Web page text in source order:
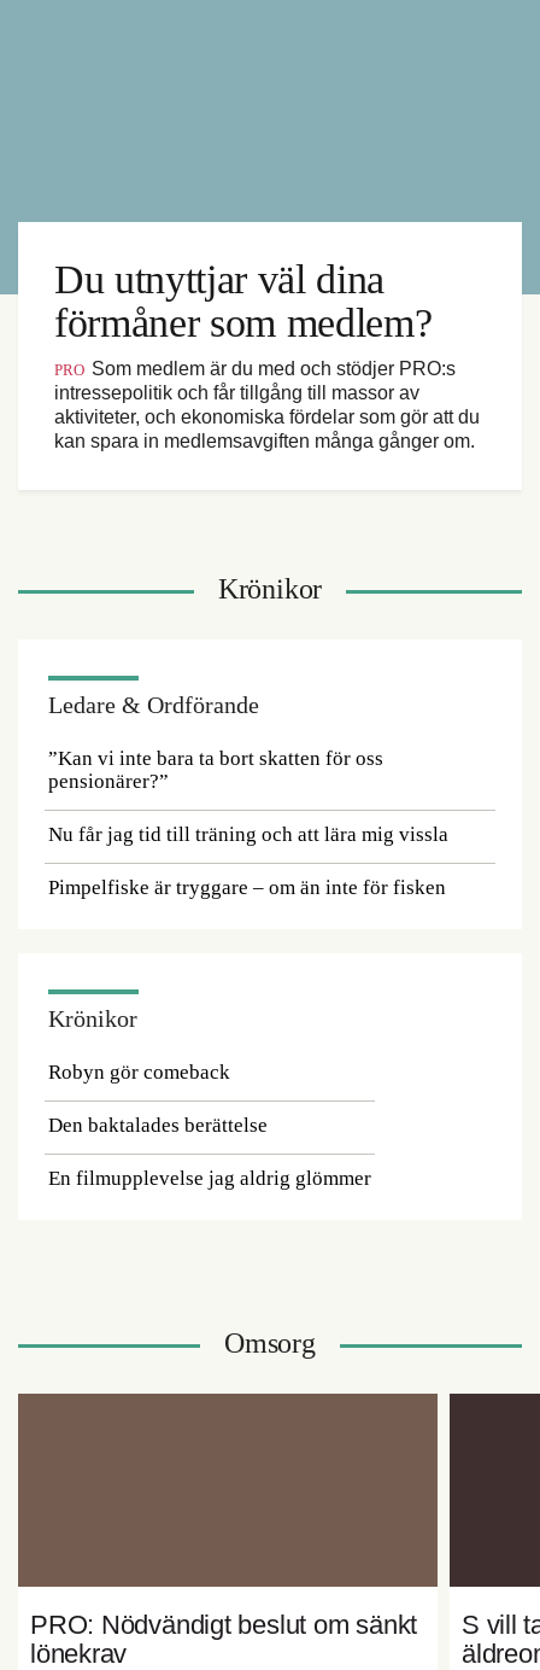
Du utnyttjar väl dina
förmåner som medlem?
PRO Som medlem är du med och stödjer PRO:s
intressepolitik och får tillgång till massor av
aktiviteter, och ekonomiska fördelar som gör att du
kan spara in medlemsavgiften många gånger om.
Krönikor
Ledare & Ordförande
”Kan vi inte bara ta bort skatten för oss
pensionärer?”
Nu får jag tid till träning och att lära mig vissla
Pimpelfiske är tryggare – om än inte för fisken
Krönikor
Robyn gör comeback
Den baktalades berättelse
En filmupplevelse jag aldrig glömmer
Omsorg
PRO: Nödvändigt beslut om sänkt
lönekrav
S vill